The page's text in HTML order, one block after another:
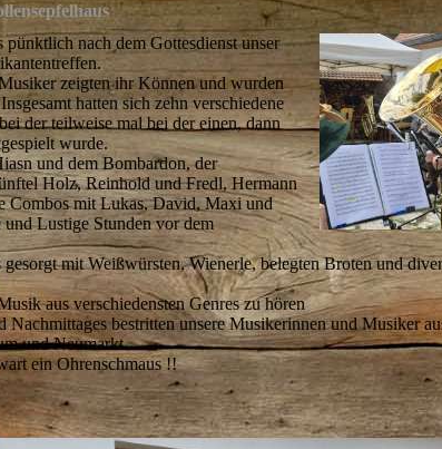
pünktlich nach dem Gottesdienst unser
zeigten ihr Können und wurden
hatten sich zehn verschiedene
der teilweise mal bei der einen, dann
wurde.
und dem Bombardon, der
Holz, Reinhold und Fredl, Hermann
Combos mit Lukas, David, Maxi und
Lustige Stunden vor dem
mit Weißwürsten, Wienerle, belegten Broten und
aus verschiedensten Genres zu hören
bestritten unsere Musikerinnen und Musiker
und Neumarkt.
ein Ohrenschmaus !!